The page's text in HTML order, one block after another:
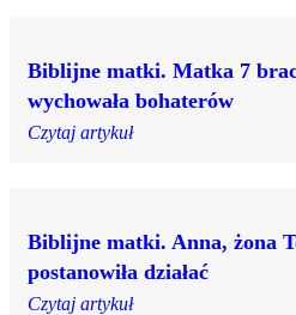
Biblijne matki. Matka 7
wychowała bohaterów
Czytaj artykuł
Biblijne matki. Anna, żona
postanowiła działać
Czytaj artykuł